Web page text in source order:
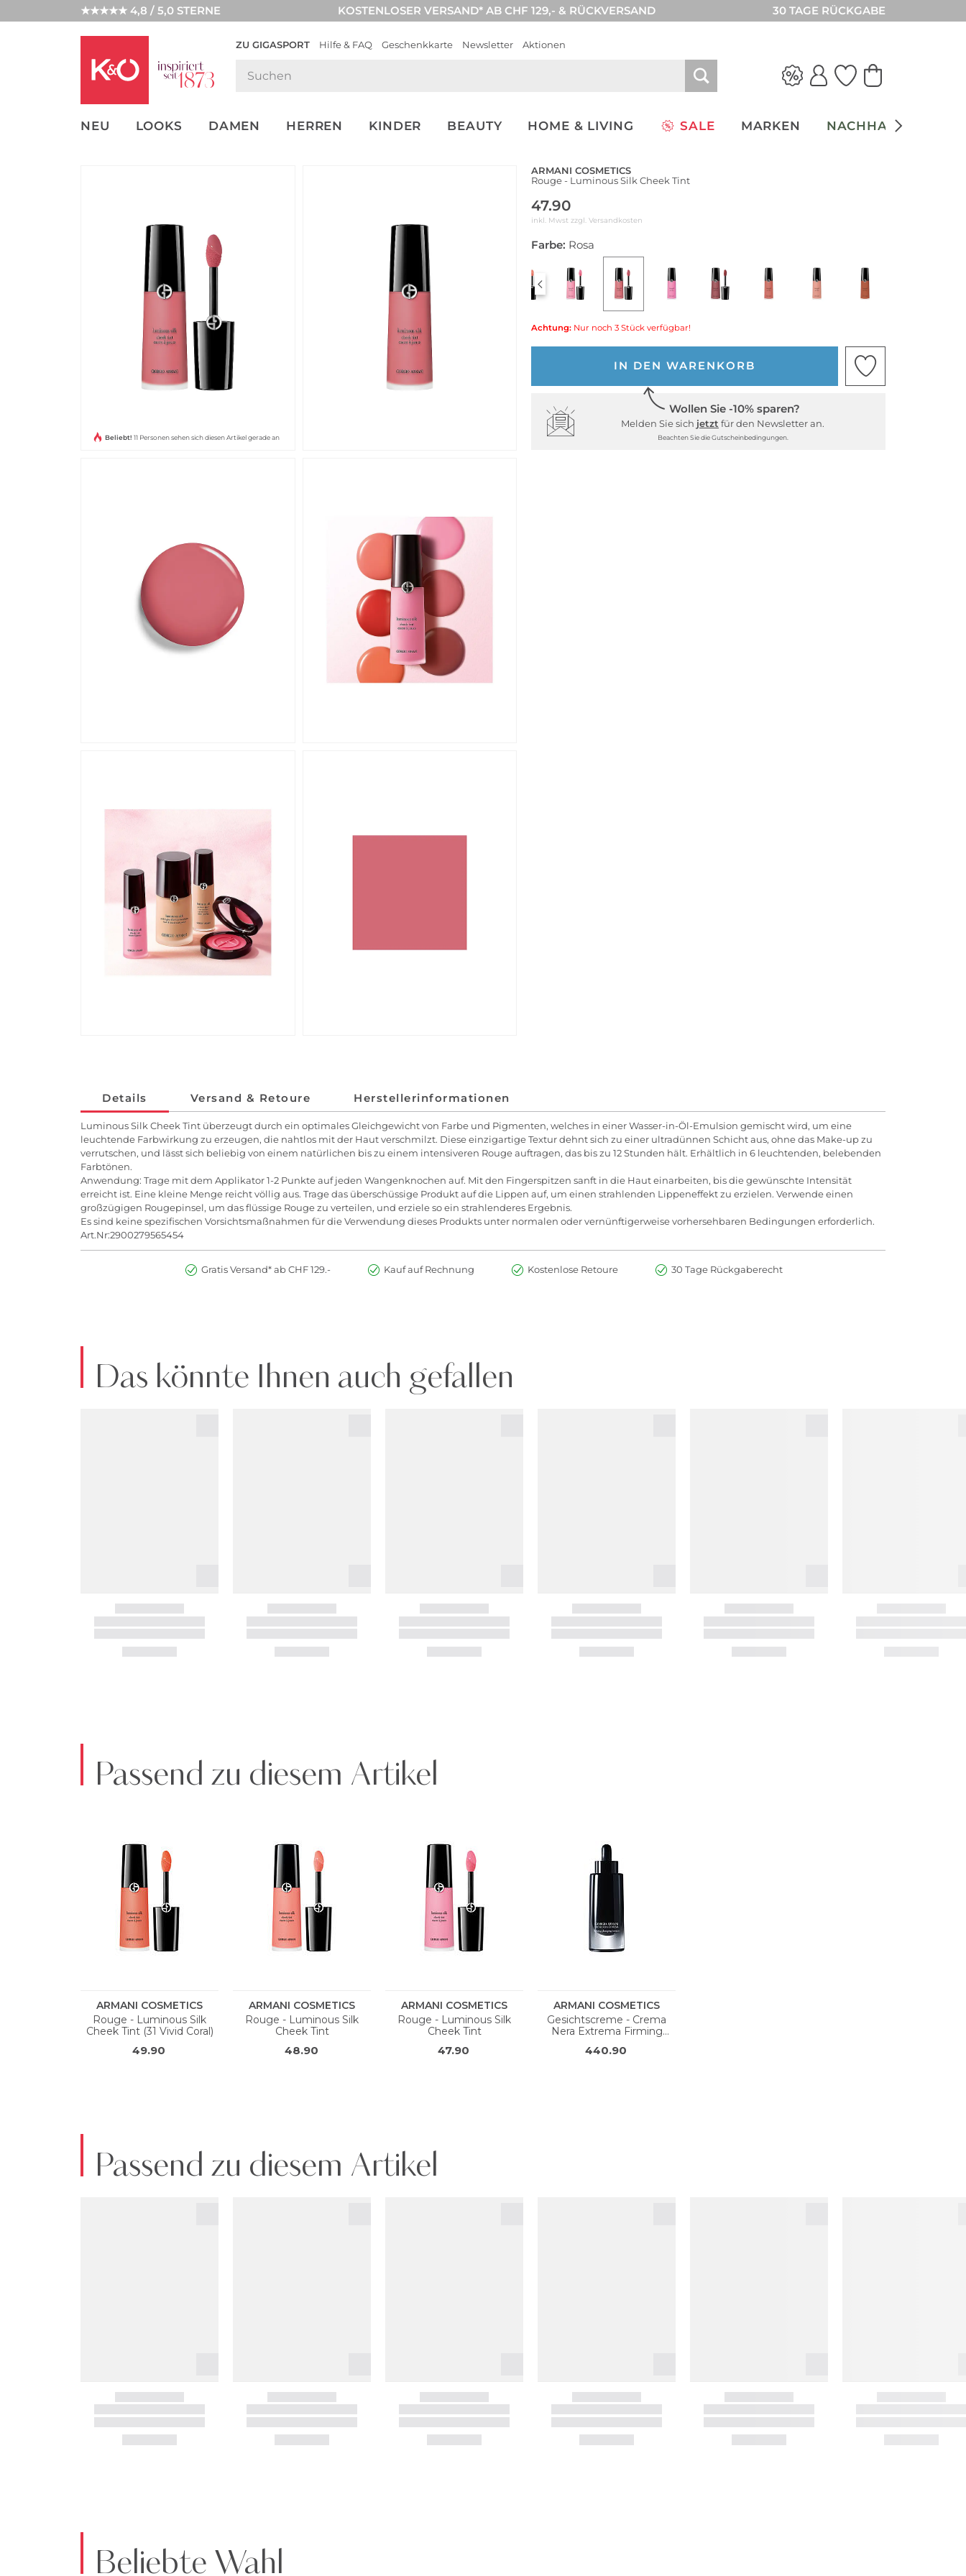
★★★★★ 4,8 / 5,0 STERNE KOSTENLOSER VERSAND* AB CHF 129,- & RÜCKVERSAND 30 TAGE RÜCKGABE
ZU GIGASPORT Hilfe & FAQ Geschenkkarte Newsletter Aktionen
NEU LOOKS DAMEN HERREN KINDER BEAUTY HOME & LIVING SALE MARKEN NACHHALTIGKEIT
NEW IN
WEDDING
Beliebt! 11 Personen sehen sich diesen Artikel gerade an
ARMANI COSMETICS
Rouge - Luminous Silk Cheek Tint
47.90
inkl. Mwst zzgl. Versandkosten
Farbe: Rosa
Achtung: Nur noch 3 Stück verfügbar!
IN DEN WARENKORB
Wollen Sie -10% sparen?
Melden Sie sich jetzt für den Newsletter an.
Beachten Sie die Gutscheinbedingungen.
Details Versand & Retoure Herstellerinformationen
Luminous Silk Cheek Tint überzeugt durch ein optimales Gleichgewicht von Farbe und Pigmenten, welches in einer Wasser-in-Öl-Emulsion gemischt wird, um eine
leuchtende Farbwirkung zu erzeugen, die nahtlos mit der Haut verschmilzt. Diese einzigartige Textur dehnt sich zu einer ultradünnen Schicht aus, ohne das Make-up zu
verrutschen, und lässt sich beliebig von einem natürlichen bis zu einem intensiveren Rouge auftragen, das bis zu 12 Stunden hält. Erhältlich in 6 leuchtenden, belebenden
Farbtönen.
Anwendung: Trage mit dem Applikator 1-2 Punkte auf jeden Wangenknochen auf. Mit den Fingerspitzen sanft in die Haut einarbeiten, bis die gewünschte Intensität
erreicht ist. Eine kleine Menge reicht völlig aus. Trage das überschüssige Produkt auf die Lippen auf, um einen strahlenden Lippeneffekt zu erzielen. Verwende einen
großzügigen Rougepinsel, um das flüssige Rouge zu verteilen, und erziele so ein strahlenderes Ergebnis.
Es sind keine spezifischen Vorsichtsmaßnahmen für die Verwendung dieses Produkts unter normalen oder vernünftigerweise vorhersehbaren Bedingungen erforderlich.
Art.Nr:2900279565454
Gratis Versand* ab CHF 129.- Kauf auf Rechnung Kostenlose Retoure 30 Tage Rückgaberecht
Das könnte Ihnen auch gefallen
Passend zu diesem Artikel
Passend zu diesem Artikel
Beliebte Wahl